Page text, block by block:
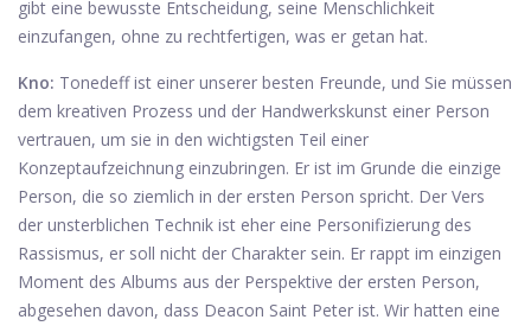
gibt eine bewusste Entscheidung, seine Menschlichkeit
einzufangen, ohne zu rechtfertigen, was er getan hat.
Kno: Tonedeff ist einer unserer besten Freunde, und Sie müssen
dem kreativen Prozess und der Handwerkskunst einer Person
vertrauen, um sie in den wichtigsten Teil einer
Konzeptaufzeichnung einzubringen. Er ist im Grunde die einzige
Person, die so ziemlich in der ersten Person spricht. Der Vers
der unsterblichen Technik ist eher eine Personifizierung des
Rassismus, er soll nicht der Charakter sein. Er rappt im einzigen
Moment des Albums aus der Perspektive der ersten Person,
abgesehen davon, dass Deacon Saint Peter ist. Wir hatten eine